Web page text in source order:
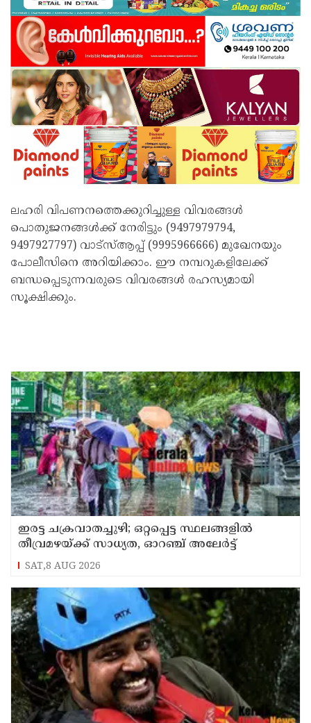
ലഹരി വിപണനത്തെക്കുറിച്ചുള്ള വിവരങ്ങൾ
പൊതുജനങ്ങൾക്ക് നേരിട്ടും (9497979794,
9497927797) വാട്സ്ആപ്പ് (9995966666) മുഖേനയും
പോലീസിനെ അറിയിക്കാം. ഈ നമ്പറുകളിലേക്ക്
ബന്ധപ്പെടുന്നവരുടെ വിവരങ്ങൾ രഹസ്യമായി
സൂക്ഷിക്കും.
ഇരട്ട ചക്രവാതച്ചുഴി; ഒറ്റപ്പെട്ട സ്ഥലങ്ങളില്‍
തീവ്രമഴയ്ക്ക് സാധ്യത, ഓറഞ്ച് അലേർട്ട്
SAT,8 AUG 2026